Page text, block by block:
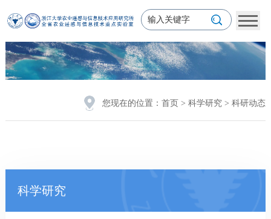
您现在的位置：首页 >科学研究 >科研动态
科学研究